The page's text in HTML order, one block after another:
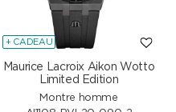
+ CADEAU
Maurice Lacroix Aikon Wotto
Limited Edition
Montre homme